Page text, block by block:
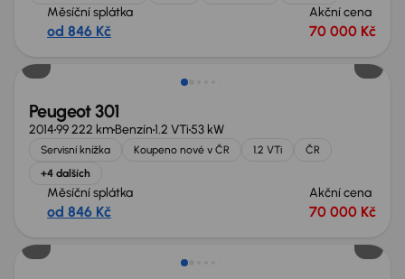
Měsíční splátka
od 846 Kč
Akční cena
70 000 Kč
Nově v nabídce
Peugeot 301
201499 222 kmBenzín1.2 VTi53 kW
Servisní knížka Koupeno nové v ČR 1.2 VTi
ČR
+4 dalších
Měsíční splátka
od 846 Kč
Akční cena
70 000 Kč
Nově v nabídce